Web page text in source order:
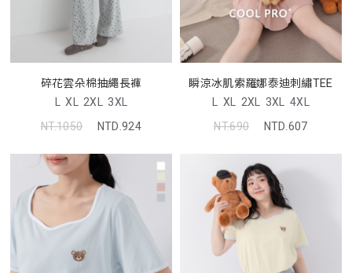
碎花雲朵棉抽繩長褲
L XL 2XL 3XL
NT.1050
NTD.924
瞬涼冰肌索羅娜泰迪刺繡TEE
L XL 2XL 3XL 4XL
NT.690
NTD.607